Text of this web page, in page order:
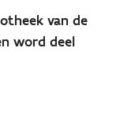
van de
word deel